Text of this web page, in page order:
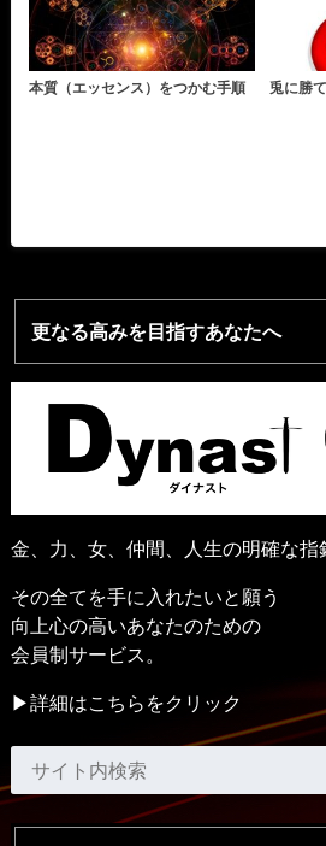
本質（エッセンス）をつかむ手順 兎に勝
更なる高みを目指すあなたへ
金、力、女、仲間、人生の明確な指
その全てを手に入れたいと願う
向上心の高いあなたのための
会員制サービス。
▶詳細はこちらをクリック